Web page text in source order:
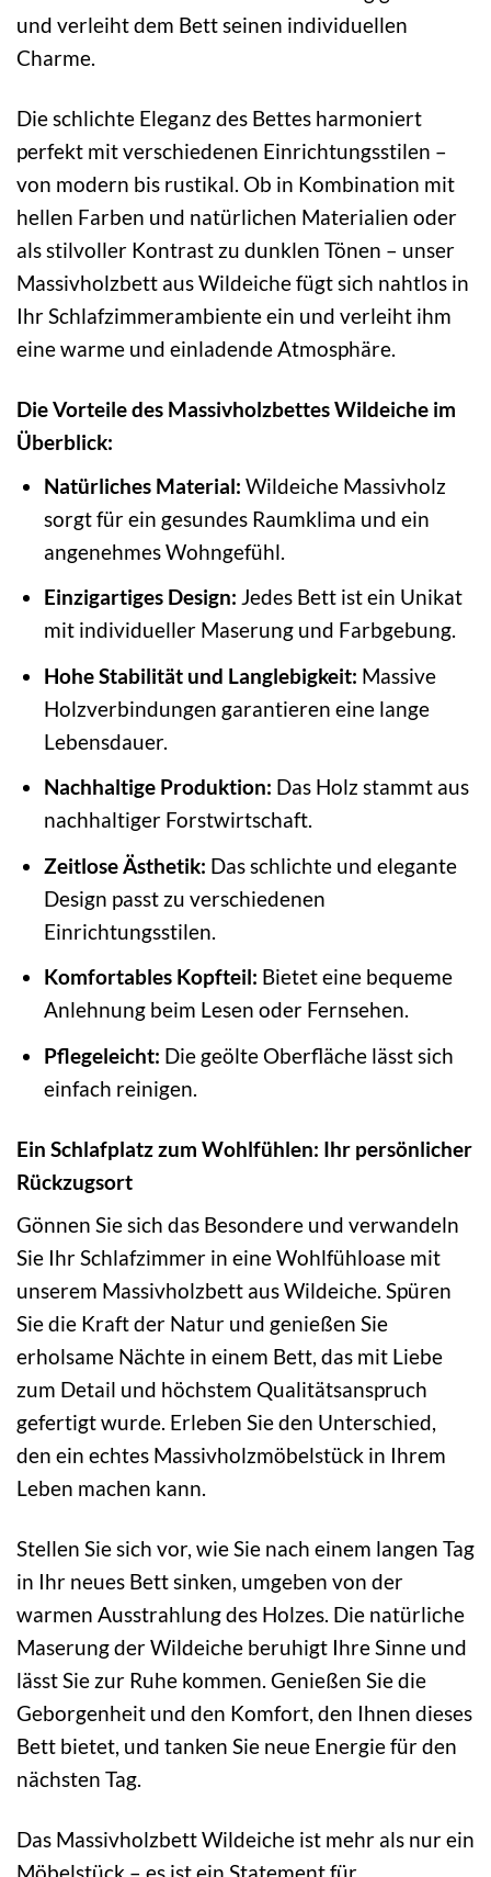
und verleiht dem Bett seinen individuellen
Charme.
Die schlichte Eleganz des Bettes harmoniert
perfekt mit verschiedenen Einrichtungsstilen –
von modern bis rustikal. Ob in Kombination mit
hellen Farben und natürlichen Materialien oder
als stilvoller Kontrast zu dunklen Tönen – unser
Massivholzbett aus Wildeiche fügt sich nahtlos in
Ihr Schlafzimmerambiente ein und verleiht ihm
eine warme und einladende Atmosphäre.
Die Vorteile des Massivholzbettes Wildeiche im
Überblick:
Natürliches Material: Wildeiche Massivholz
sorgt für ein gesundes Raumklima und ein
angenehmes Wohngefühl.
Einzigartiges Design: Jedes Bett ist ein Unikat
mit individueller Maserung und Farbgebung.
Hohe Stabilität und Langlebigkeit: Massive
Holzverbindungen garantieren eine lange
Lebensdauer.
Nachhaltige Produktion: Das Holz stammt aus
nachhaltiger Forstwirtschaft.
Zeitlose Ästhetik: Das schlichte und elegante
Design passt zu verschiedenen
Einrichtungsstilen.
Komfortables Kopfteil: Bietet eine bequeme
Anlehnung beim Lesen oder Fernsehen.
Pflegeleicht: Die geölte Oberfläche lässt sich
einfach reinigen.
Ein Schlafplatz zum Wohlfühlen: Ihr persönlicher
Rückzugsort
Gönnen Sie sich das Besondere und verwandeln
Sie Ihr Schlafzimmer in eine Wohlfühloase mit
unserem Massivholzbett aus Wildeiche. Spüren
Sie die Kraft der Natur und genießen Sie
erholsame Nächte in einem Bett, das mit Liebe
zum Detail und höchstem Qualitätsanspruch
gefertigt wurde. Erleben Sie den Unterschied,
den ein echtes Massivholzmöbelstück in Ihrem
Leben machen kann.
Stellen Sie sich vor, wie Sie nach einem langen Tag
in Ihr neues Bett sinken, umgeben von der
warmen Ausstrahlung des Holzes. Die natürliche
Maserung der Wildeiche beruhigt Ihre Sinne und
lässt Sie zur Ruhe kommen. Genießen Sie die
Geborgenheit und den Komfort, den Ihnen dieses
Bett bietet, und tanken Sie neue Energie für den
nächsten Tag.
Das Massivholzbett Wildeiche ist mehr als nur ein